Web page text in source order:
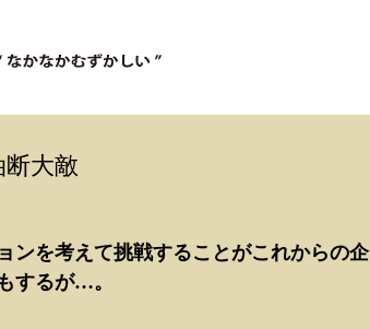
断大敵
ンを考えて挑戦することがこれからの企
するが…。